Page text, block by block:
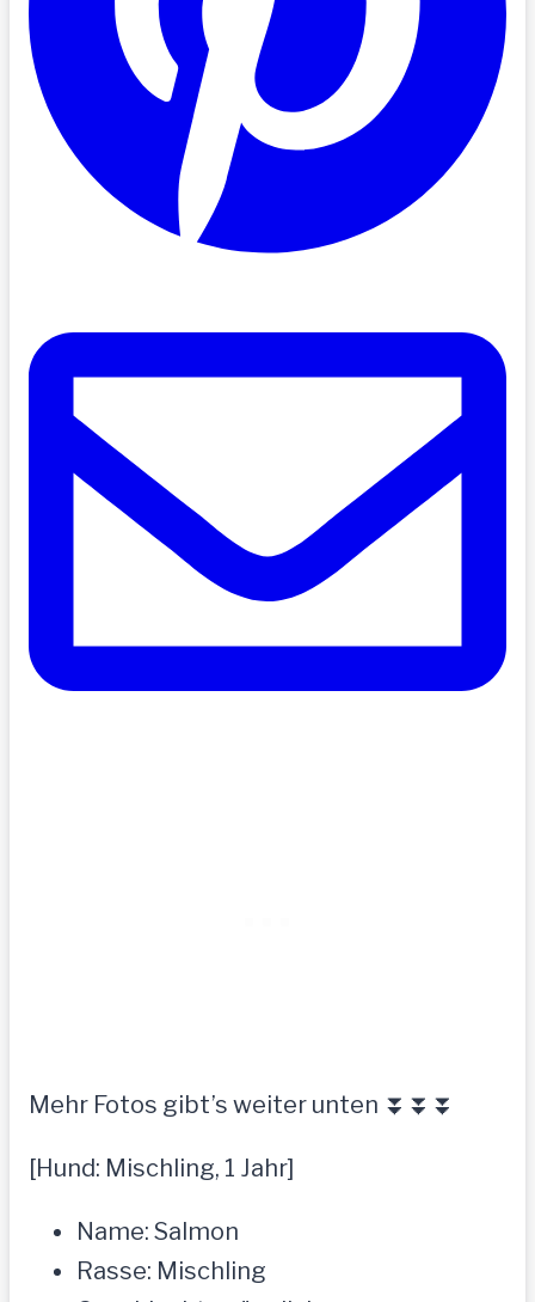
Mehr Fotos gibt’s weiter unten ⏬⏬⏬
[Hund: Mischling, 1 Jahr]
Name: Salmon
Rasse: Mischling